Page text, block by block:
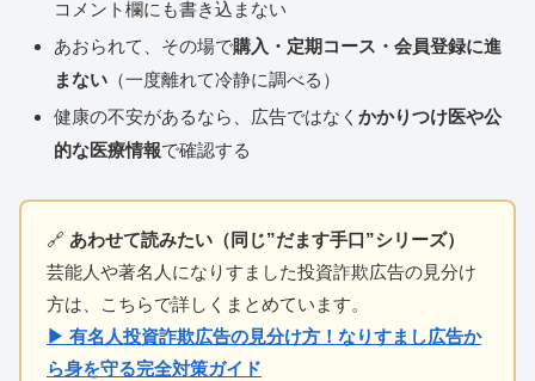
コメント欄にも書き込まない
あおられて、その場で購入・定期コース・会員登録に進
まない （一度離れて冷静に調べる）
健康の不安があるなら、広告ではなく かかりつけ医や公
的な医療情報で確認する
🔗 あわせて読みたい（同じ”だます手口”シリーズ）
芸能人や著名人になりすました投資詐欺広告の見分け
方は、こちらで詳しくまとめています。
▶ 有名人投資詐欺広告の見分け方！なりすまし広告か
ら身を守る完全対策ガイド